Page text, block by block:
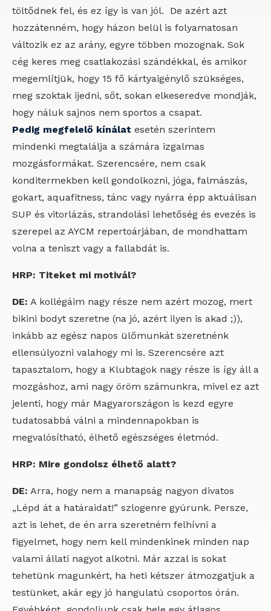
töltődnek fel, és ez így is van jól. De azért azt
hozzátenném, hogy házon belül is folyamatosan
változik ez az arány, egyre többen mozognak. Sok
cég keres meg csatlakozási szándékkal, és amikor
megemlítjük, hogy 15 fő kártyaigénylő szükséges,
meg szoktak ijedni, sőt, sokan elkeseredve mondják,
hogy náluk sajnos nem sportos a csapat.
Pedig megfelelő kínálat esetén szerintem
mindenki megtalálja a számára izgalmas
mozgásformákat. Szerencsére, nem csak
konditermekben kell gondolkozni, jóga, falmászás,
gokart, aquafitness, tánc vagy nyárra épp aktuálisan
SUP és vitorlázás, strandolási lehetőség és evezés is
szerepel az AYCM repertoárjában, de mondhattam
volna a teniszt vagy a fallabdát is.
HRP: Titeket mi motivál?
DE: A kollégáim nagy része nem azért mozog, mert
bikini bodyt szeretne (na jó, azért ilyen is akad ;)),
inkább az egész napos ülőmunkát szeretnénk
ellensúlyozni valahogy mi is. Szerencsére azt
tapasztalom, hogy a Klubtagok nagy része is így áll a
mozgáshoz, ami nagy öröm számunkra, mivel ez azt
jelenti, hogy már Magyarországon is kezd egyre
tudatosabbá válni a mindennapokban is
megvalósítható, élhető egészséges életmód.
HRP: Mire gondolsz élhető alatt?
DE: Arra, hogy nem a manapság nagyon divatos
„Lépd át a határaidat!” szlogenre gyúrunk. Persze,
azt is lehet, de én arra szeretném felhívni a
figyelmet, hogy nem kell mindenkinek minden nap
valami állati nagyot alkotni. Már azzal is sokat
tehetünk magunkért, ha heti kétszer átmozgatjuk a
testünket, akár egy jó hangulatú csoportos órán.